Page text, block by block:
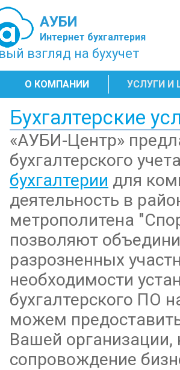
АУБИ
Интернет бухгалтерия
взгляд на бухучет
О КОМПАНИИ УСЛУГИ И
Бухгалтерские
«АУБИ-Центр»
бухгалтерского
бухгалтерии для
деятельность в
метрополитена
позволяют
разрозненных
необходимости
бухгалтерского ПО
можем
Вашей
сопровождение